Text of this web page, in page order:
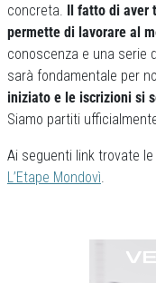
concreta. Il fatto di aver
permette di lavorare al
conoscenza e una serie
sarà fondamentale per
iniziato e le iscrizioni si
Siamo partiti
Ai seguenti link trovate
L’Etape Mondovì